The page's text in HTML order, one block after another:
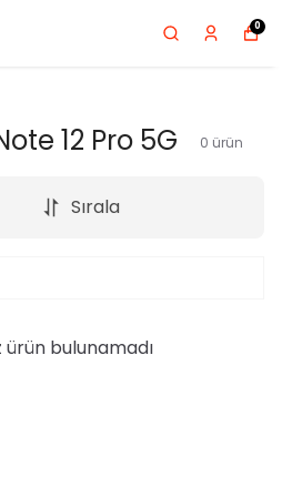
0
12 Pro 5G 0 ürün
Sırala
ürün bulunamadı